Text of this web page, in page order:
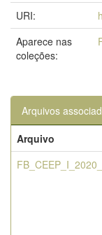
URI:
Aparece nas
coleções:
Arquivos
Arquivo